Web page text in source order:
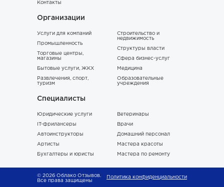
Контакты
Организации
Услуги для компаний
Промышленность
Торговые центры,
магазины
Бытовые услуги, ЖКХ
Развлечения, спорт,
туризм
Строительство и
недвижимость
Структуры власти
Сфера бизнес-услуг
Медицина
Образовательные
учреждения
Специалисты
Юридические услуги
IT-фрилансеры
Автоинструкторы
Артисты
Бухгалтеры и юристы
Ветеринары
Врачи
Домашний персонал
Мастера красоты
Мастера по ремонту
© 2026 Облако Отзывов.
Все права защищены
Политика конфиденциальности